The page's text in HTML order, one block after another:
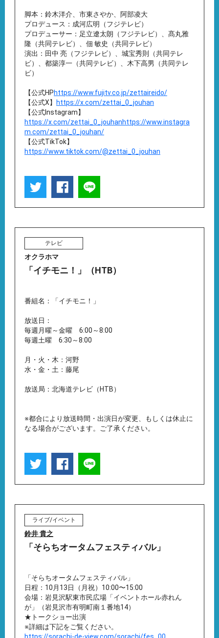
脚本：鈴木洋介、市東さやか、阿部凌大
プロデュース：成河広明（フジテレビ）
プロデューサー：足立遼太朗（フジテレビ）、髙丸雅
隆（共同テレビ）、佃 敏史（共同テレビ）
演出：田中 亮（フジテレビ）、城宝秀則（共同テレ
ビ）、都築淳一（共同テレビ）、木下高男（共同テレ
ビ）
【公式HPhttps://www.fujitv.co.jp/zettaireido/
【公式X】
https://x.com/zettai_0_jouhan
【公式Instagram】
https://x.com/zettai_0_jouhanhttps://www.instagra
m.com/zettai_0_jouhan/
【公式TikTok】
https://www.tiktok.com/@zettai_0_jouhan
テレビ
オクラホマ
「イチモニ！」（HTB）
番組名：「イチモニ！」
放送日：
毎週月曜～金曜 6:00～8:00
毎週土曜 6:30～8:00
月・火・木：河野
水・金・土：藤尾
放送局：北海道テレビ（HTB）
※都合により放送時間・出演日が変更、もしくは休止に
なる場合がございます。ご了承ください。
ライブ/イベント
鈴井 貴之
「そらちオータムフェスティバル」
「そらちオータムフェスティバル」
日程：10月13日（月祝）10:00〜15:00
会場：岩見沢駅東市民広場「イベントホール赤れん
が」（岩見沢市有明町南１番地14）
★トークショー出演
※詳細は下記をご覧ください。